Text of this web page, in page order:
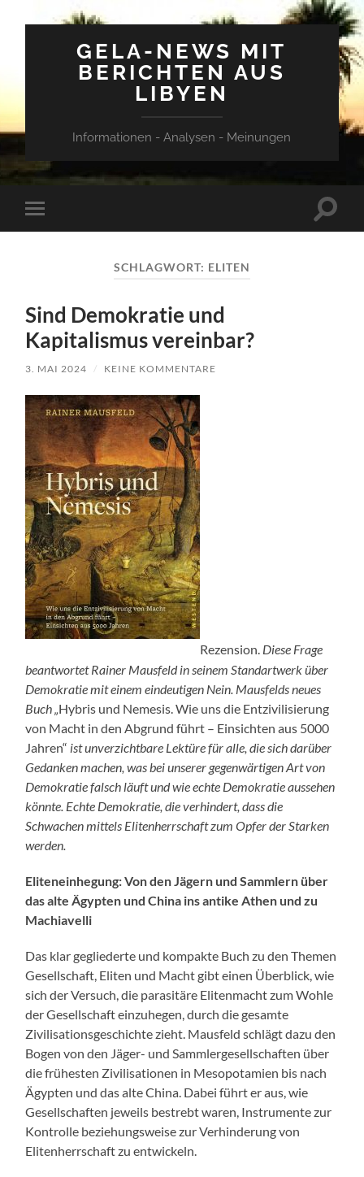
GELA-NEWS MIT
BERICHTEN AUS
LIBYEN
Informationen - Analysen - Meinungen
Mobile-
Menü
SCHLAGWORT: ELITEN
Sind Demokratie und
Kapitalismus vereinbar?
3. MAI 2024 / KEINE KOMMENTARE
Rezension. Diese Frage
beantwortet Rainer Mausfeld in seinem Standartwerk über
Demokratie mit einem eindeutigen Nein. Mausfelds neues
Buch „ Hybris und Nemesis. Wie uns die Entzivilisierung
von Macht in den Abgrund führt – Einsichten aus 5000
Jahren“ ist unverzichtbare Lektüre für alle, die sich darüber
Gedanken machen, was bei unserer gegenwärtigen Art von
Demokratie falsch läuft und wie echte Demokratie aussehen
könnte. Echte Demokratie, die verhindert, dass die
Schwachen mittels Elitenherrschaft zum Opfer der Starken
werden.
Eliteneinhegung: Von den Jägern und Sammlern über
das alte Ägypten und China ins antike Athen und zu
Machiavelli
Das klar gegliederte und kompakte Buch zu den Themen
Gesellschaft, Eliten und Macht gibt einen Überblick, wie
sich der Versuch, die parasitäre Elitenmacht zum Wohle
der Gesellschaft einzuhegen, durch die gesamte
Zivilisationsgeschichte zieht. Mausfeld schlägt dazu den
Bogen von den Jäger- und Sammlergesellschaften über
die frühesten Zivilisationen in Mesopotamien bis nach
Ägypten und das alte China. Dabei führt er aus, wie
Gesellschaften jeweils bestrebt waren, Instrumente zur
Kontrolle beziehungsweise zur Verhinderung von
Elitenherrschaft zu entwickeln.